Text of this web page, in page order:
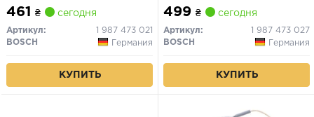
461 ₴ сегодня
Артикул:
1 987 473 021
BOSCH
Германия
КУПИТЬ
499 ₴ сегодня
Артикул:
1 987 473 027
BOSCH
Германия
КУПИТЬ